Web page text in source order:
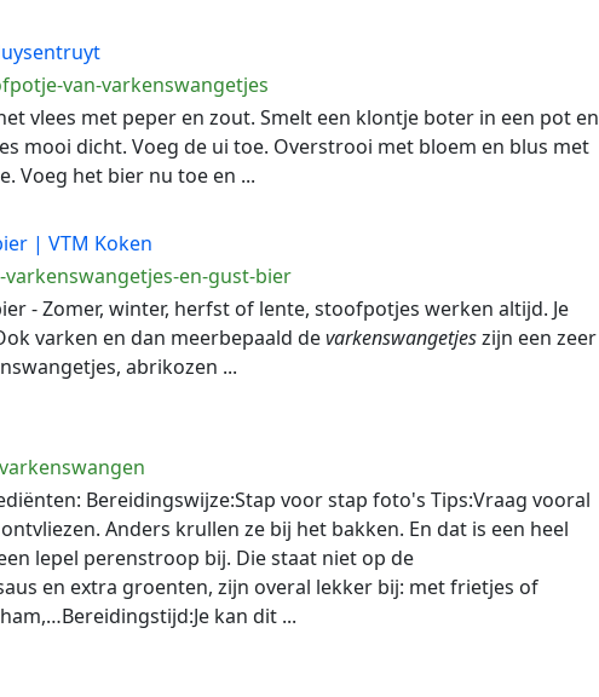
van-varkenswangetjes
vlees met peper en zout. Smelt een klontje boter in een pot en
mooi dicht. Voeg de ui toe. Overstrooi met bloem en blus met
Voeg het bier nu toe en ...
| VTM Koken
en-gust-bier
- Zomer, winter, herfst of lente, stoofpotjes werken altijd. Je
varken en dan meerbepaald devarkenswangetjeszijn een zeer
abrikozen ...
Bereidingswijze:Stap voor stap foto's Tips:Vraag vooral
Anders krullen ze bij het bakken. En dat is een heel
lepel perenstroop bij. Die staat niet op de
en extra groenten, zijn overal lekker bij: met frietjes of
kan dit ...